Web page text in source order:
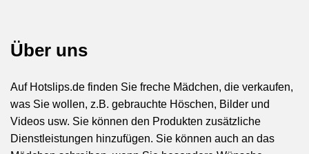
Über uns
Auf Hotslips.de finden Sie freche Mädchen, die verkaufen,
was Sie wollen, z.B. gebrauchte Höschen, Bilder und
Videos usw. Sie können den Produkten zusätzliche
Dienstleistungen hinzufügen. Sie können auch an das